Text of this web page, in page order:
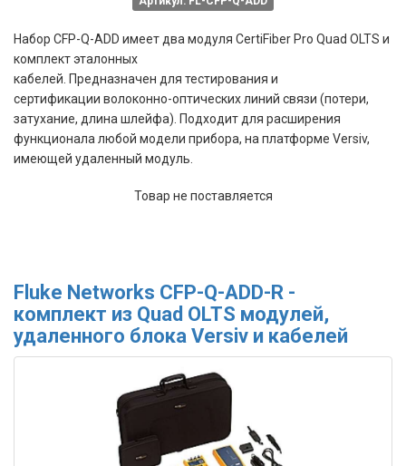
Набор CFP-Q-ADD имеет два модуля CertiFiber Pro Quad OLTS и
комплект эталонных
кабелей. Предназначен для тестирования и
сертификации волоконно-оптических линий связи (потери,
затухание, длина шлейфа). Подходит для расширения
функционала любой модели прибора, на платформе Versiv,
имеющей удаленный модуль.
Товар не поставляется
Fluke Networks CFP-Q-ADD-R -
комплект из Quad OLTS модулей,
удаленного блока Versiv и кабелей